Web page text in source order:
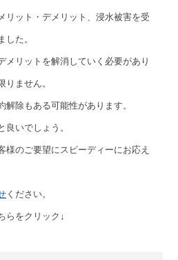
リット・デメリット、浸水被害を受
した。
メリットを解消していく必要があり
りません。
解除もある可能性があります。
良いでしょう。
様のご要望にスピーディーにお応え
ください。
らをクリック↓